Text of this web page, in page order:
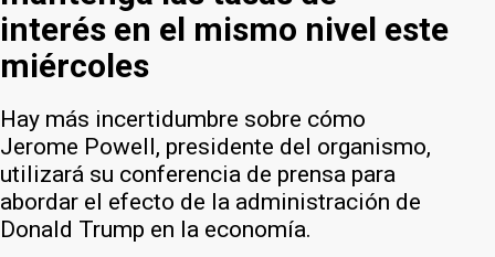
interés en el mismo nivel este
miércoles
Hay más incertidumbre sobre cómo
Jerome Powell, presidente del organismo,
utilizará su conferencia de prensa para
abordar el efecto de la administración de
Donald Trump en la economía.